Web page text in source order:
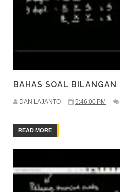
BAHAS SOAL BILANGAN
DAN LAJANTO 5:46:00 PM
READ MORE